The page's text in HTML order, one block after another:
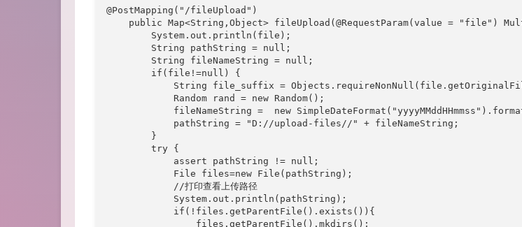
@PostMapping("/fileUpload")
public Map<String,Object> fileUpload(@RequestParam(value = "file")
        System.out.println(file);
        String pathString = null;
        String fileNameString = null;
        if(file!=null) {
String file_suffix =
            Random rand = new Random();
fileNameString =  new
            pathString = "D://upload-files//" + fileNameString;
        }
        try {
            assert pathString != null;
            File files=new File(pathString);
            //打印查看上传路径
            System.out.println(pathString);
            if(!files.getParentFile().exists()){
                files.getParentFile().mkdirs();